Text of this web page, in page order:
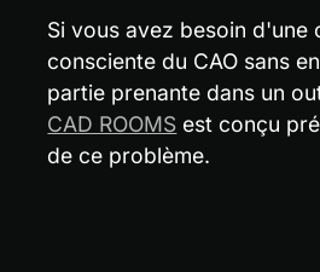
Si vous avez besoin d'une
consciente du CAO sans
partie prenante dans un
CAD ROOMS est conçu
de ce problème.